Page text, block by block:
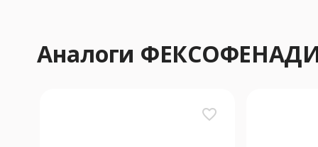
Аналоги
favorite_border